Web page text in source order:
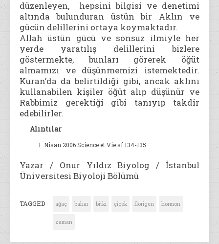
düzenleyen, hepsini bilgisi ve denetimi
altında bulunduran üstün bir Aklın ve
gücün delillerini ortaya koymaktadır.
Allah üstün gücü ve sonsuz ilmiyle her
yerde yaratılış delillerini bizlere
göstermekte, bunları görerek öğüt
almamızı ve düşünmemizi istemektedir.
Kuran’da da belirtildiği gibi, ancak aklını
kullanabilen kişiler öğüt alıp düşünür ve
Rabbimiz gerektiği gibi tanıyıp takdir
edebilirler.
Alıntılar
Nisan 2006 Science et Vie sf 134-135
Yazar / Onur Yıldız Biyolog / İstanbul
Üniversitesi Biyoloji Bölümü
TAGGED ağaç bahar bitki çiçek florigen hormon
zaman